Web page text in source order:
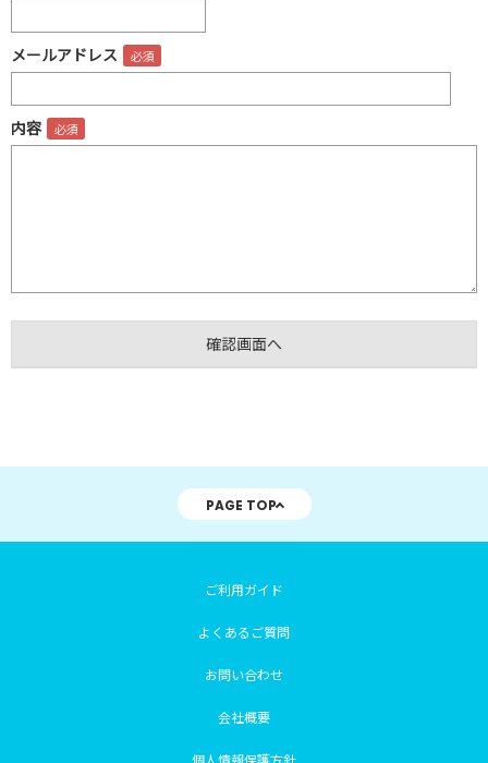
メールアドレス
内容
PAGE TOP
ご利用ガイド
よくあるご質問
お問い合わせ
会社概要
個人情報保護方針